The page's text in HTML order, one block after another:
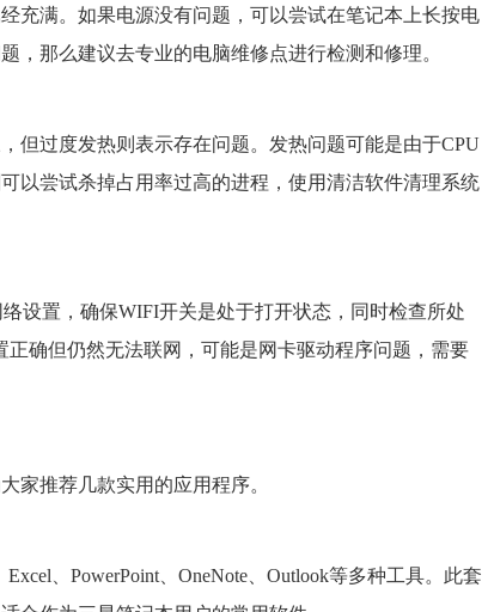
充满。如果电源没有问题，可以尝试在笔记本上长按电
，那么建议去专业的电脑维修点进行检测和修理。
但过度发热则表示存在问题。发热问题可能是由于CPU
以尝试杀掉占用率过高的进程，使用清洁软件清理系统
设置，确保WIFI开关是处于打开状态，同时检查所处
确但仍然无法联网，可能是网卡驱动程序问题，需要
家推荐几款实用的应用程序。
、PowerPoint、OneNote、Outlook等多种工具。此套